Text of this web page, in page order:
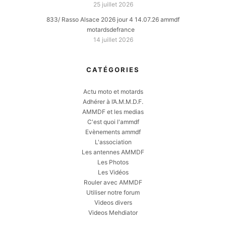
25 juillet 2026
833/ Rasso Alsace 2026 jour 4 14.07.26 ammdf
motardsdefrance
14 juillet 2026
CATÉGORIES
Actu moto et motards
Adhérer à l’A.M.M.D.F.
AMMDF et les medias
C'est quoi l'ammdf
Evènements ammdf
L'association
Les antennes AMMDF
Les Photos
Les Vidéos
Rouler avec AMMDF
Utiliser notre forum
Videos divers
Videos Mehdiator